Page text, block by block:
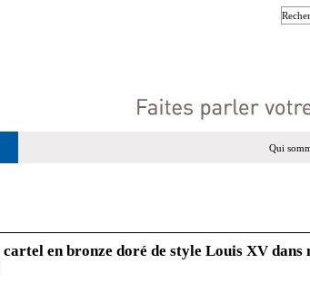
Qui
en bronze doré de style Louis XV dans